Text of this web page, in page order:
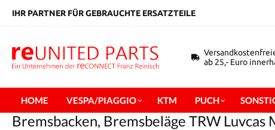
springen
IHR PARTNER FÜR GEBRAUCHTE ERSATZTEILE
ab 25,- Euro
HOME VESPA/PIAGGIO KTM PUCH
Bremsbacken, Bremsbeläge TRW Luvcas